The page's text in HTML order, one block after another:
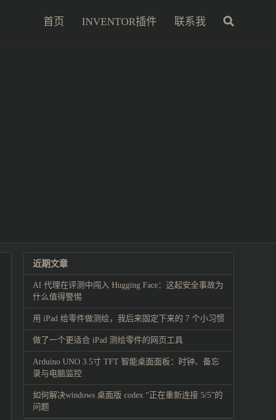
首页 INVENTOR插件 联系我
近期文章
AI 代理在评测中闯入 Hugging Face：这起安全事故为
什么值得警惕
用 iPad 给零件做测绘，我后来固定下来的 7 个小习惯
做了一个更适合 iPad 测绘零件的网页工具
Arduino UNO 3.5寸 TFT 智能桌面面板：时钟、备忘
录与电脑监控
如何解决windows 桌面版 codex “正在重新连接 5/5”的
问题